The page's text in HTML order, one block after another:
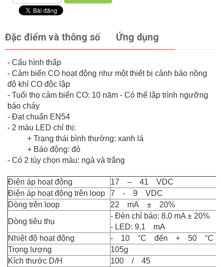
Đặc điểm và thông số Ứng dụng
- Cấu hình thấp
- Cảm biến CO hoạt động như một thiết bị cảnh báo nồng
độ khí CO độc lập
- Tuổi thọ cảm biến CO: 10 năm - Có thể lập trình ngưỡng
báo cháy
- Đạt chuẩn EN54
- 2 màu LED chỉ thị:
+ Trạng thái bình thường: xanh lá
+ Báo động: đỏ
- Có 2 tùy chọn màu: ngà và trắng
Điện áp hoạt động
17 – 41 VDC
Điện áp hoạt động trên loop
7 - 9 VDC
Dòng trên loop
22 mA ± 20%
Dòng tiêu thụ
- Đèn chỉ báo: 8,0 mA ± 20%
- LED: 9.1 mA
Nhiệt độ hoạt động
- 10 °C đến + 50 °C
Trọng lượng
105g
Kích thước D/H
100 / 45